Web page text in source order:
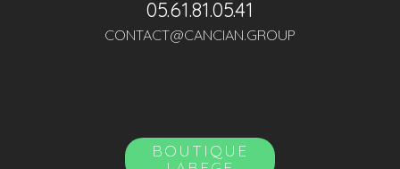
05.61.81.05.41
CONTACT@CANCIAN.GROUP
BOUTIQUE